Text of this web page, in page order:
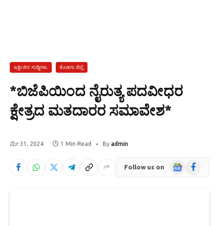
ಇತ್ತೀಚಿನ ಸುದ್ದಿಗಳು ಕೊಡಗು ಜಿಲ್ಲೆ
*ಬಿಜೆಪಿಯಿಂದ ನೈರುತ್ಯ ಪದವೀಧರ
ಕ್ಷೇತ್ರದ ಮತದಾರರ ಸಮಾವೇಶ*
ಮೇ 31, 2024 1 Min Read By admin
Follow us on
GoogleFacebook